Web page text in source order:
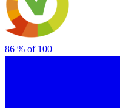
86 % of 100